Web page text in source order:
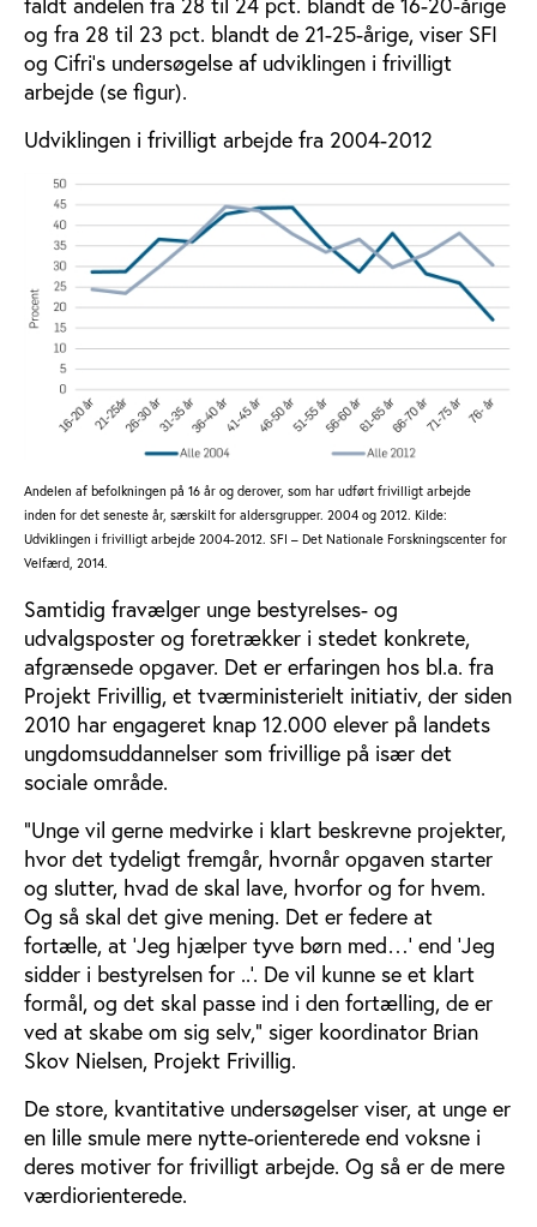
og fra 28 til 23 pct. blandt de 21-25-årige, viser SFI
og Cifri’s undersøgelse af udviklingen i frivilligt
arbejde (se figur).
Udviklingen i frivilligt arbejde fra 2004-2012
Andelen af befolkningen på 16 år og derover, som har udført frivilligt arbejde
inden for det seneste år, særskilt for aldersgrupper. 2004 og 2012. Kilde:
Udviklingen i frivilligt arbejde 2004-2012. SFI – Det Nationale Forskningscenter for
Velfærd, 2014.
Samtidig fravælger unge bestyrelses- og
udvalgsposter og foretrækker i stedet konkrete,
afgrænsede opgaver. Det er erfaringen hos bl.a. fra
Projekt Frivillig, et tværministerielt initiativ, der siden
2010 har engageret knap 12.000 elever på landets
ungdomsuddannelser som frivillige på især det
sociale område.
”Unge vil gerne medvirke i klart beskrevne projekter,
hvor det tydeligt fremgår, hvornår opgaven starter
og slutter, hvad de skal lave, hvorfor og for hvem.
Og så skal det give mening. Det er federe at
fortælle, at ’Jeg hjælper tyve børn med…’ end ’Jeg
sidder i bestyrelsen for ..’. De vil kunne se et klart
formål, og det skal passe ind i den fortælling, de er
ved at skabe om sig selv,” siger koordinator Brian
Skov Nielsen, Projekt Frivillig.
De store, kvantitative undersøgelser viser, at unge er
en lille smule mere nytte-orienterede end voksne i
deres motiver for frivilligt arbejde. Og så er de mere
værdiorienterede.